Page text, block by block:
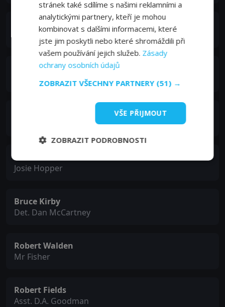
Val Bisoglio
Det. Jacarrino
William Watson
Det. Matt Black
Chita Rivera
Josie Hopper
Bruce Kirby
Det. Dan McCartney
Robert Walden
Mr Fisher
Robert Fields
Asst. D.A. Goodman
stránek také sdílíme s našimi reklamními a
analytickými partnery, kteří je mohou
kombinovat s dalšími informacemi, které
jste jim poskytli nebo které shromáždili při
vašem používání jejich služeb. Zásady
ochrany osobních údajů
ZOBRAZIT VŠECHNY PARTNERY (51) →
VŠE PŘIJMOUT
ZOBRAZIT PODROBNOSTI